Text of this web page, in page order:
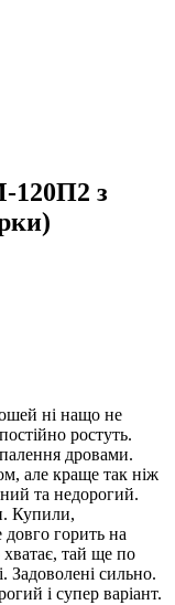
120П2 з
ні нащо не
ростуть.
дровами.
але краще так ніж
та недорогий.
Купили,
горить на
хватає, тай ще по
Задоволені сильно.
і супер варіант.